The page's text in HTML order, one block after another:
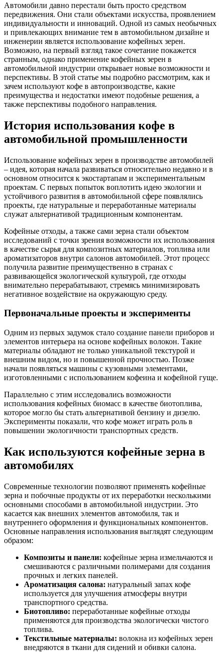
Автомобили давно перестали быть просто средством
передвижения. Они стали объектами искусства, проявлением
индивидуальности и инноваций. Одной из самых необычных
и привлекающих внимание тем в автомобильном дизайне и
инженерии является использование кофейных зерен.
Возможно, на первый взгляд такое сочетание покажется
странным, однако применение кофейных зерен в
автомобильной индустрии открывает новые возможности и
перспективы. В этой статье мы подробно рассмотрим, как и
зачем используют кофе в автопроизводстве, какие
преимущества и недостатки имеют подобные решения, а
также перспективы подобного направления.
История использования кофе в
автомобильной промышленности
Использование кофейных зерен в производстве автомобилей
– идея, которая начала развиваться относительно недавно и в
основном относится к экостартапам и экспериментальным
проектам. С первых попыток воплотить идею экологии и
устойчивого развития в автомобильной сфере появлялись
проекты, где натуральные и переработанные материалы
служат альтернативой традиционным компонентам.
Кофейные отходы, а также сами зерна стали объектом
исследований с точки зрения возможности их использования
в качестве сырья для композитных материалов, топлива или
ароматизаторов внутри салонов автомобилей. Этот процесс
получила развитие преимущественно в странах с
развивающейся экологической культурой, где отходы
внимательно перерабатывают, стремясь минимизировать
негативное воздействие на окружающую среду.
Первоначальные проекты и эксперименты
Одним из первых задумок стало создание панели приборов и
элементов интерьера на основе кофейных волокон. Такие
материалы обладают не только уникальной текстурой и
внешним видом, но и повышенной прочностью. Позже
начали появляться машины с кузовными элементами,
изготовленными с использованием кофеина и кофейной гуще.
Параллельно с этим исследовались возможности
использования кофейных биомасс в качестве биотоплива,
которое могло бы стать альтернативой бензину и дизелю.
Эксперименты показали, что кофе может играть роль в
повышении экологичности транспортных средств.
Как используются кофейные зерна в
автомобилях
Современные технологии позволяют применять кофейные
зерна и побочные продукты от их переработки несколькими
основными способами в автомобильной индустрии. Это
касается как внешних элементов автомобиля, так и
внутреннего оформления и функциональных компонентов.
Основные направления использования выглядят следующим
образом:
Композиты и панели: кофейные зерна измельчаются и
смешиваются с различными полимерами для создания
прочных и легких панелей.
Ароматизация салона: натуральный запах кофе
используется для улучшения атмосферы внутри
транспортного средства.
Биотопливо: переработанные кофейные отходы
применяются для производства экологически чистого
топлива.
Текстильные материалы: волокна из кофейных зерен
внедряются в ткани для сидений и обивки салона.